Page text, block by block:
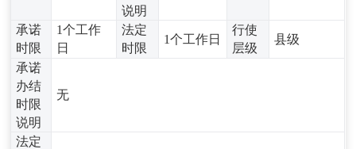
说明
承诺
时限
1个工作
日
法定
时限
1个工作日
行使
层级
县级
承诺
办结
时限
说明
无
法定